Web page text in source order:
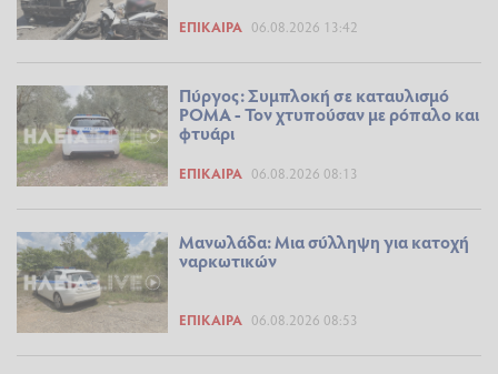
ΕΠΊΚΑΙΡΑ 06.08.2026 13:42
Πύργος: Συμπλοκή σε καταυλισμό
ΡΟΜΑ - Τον χτυπούσαν με ρόπαλο και
φτυάρι
ΕΠΊΚΑΙΡΑ 06.08.2026 08:13
Μανωλάδα: Μια σύλληψη για κατοχή
ναρκωτικών
ΕΠΊΚΑΙΡΑ 06.08.2026 08:53